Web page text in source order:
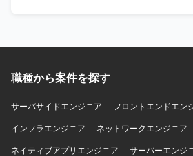
魅力】 電力システムという社会イン
業を経験することができます。Cisco
SRX、MDTなどの実務経験を積むこと
ニアとしてのスキルを幅広く高めていただ
環境】 Cisco Catalyst、Juniper SRX
Linux、MDTを用いたネットワークお
職種から案件を探す
サーバサイドエンジニア
フロントエンドエン
インフラエンジニア
ネットワークエンジニア
ネイティブアプリエンジニア
サーバーエンジ